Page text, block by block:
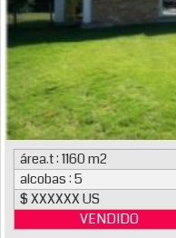
área.t : 1160 m2
alcobas : 5
$ XXXXXX US
VENDIDO